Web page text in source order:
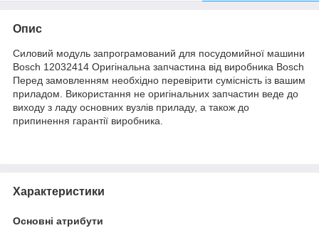
Опис
Силовий модуль запрограмований для посудомийної машини
Bosch 12032414 Оригінальна запчастина від виробника Bosch
Перед замовленням необхідно перевірити сумісність із вашим
приладом. Використання не оригінальних запчастин веде до
виходу з ладу основних вузлів приладу, а також до
припинення гарантії виробника.
Характеристики
Основні атрибути